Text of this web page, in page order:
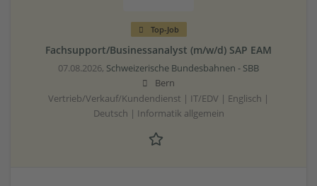
Top-Job
Fachsupport/Businessanalyst (m/w/d) SAP EAM
07.08.2026, Schweizerische Bundesbahnen - SBB
Bern
Vertrieb/Verkauf/Kundendienst | IT/EDV | Englisch |
Deutsch | Informatik allgemein